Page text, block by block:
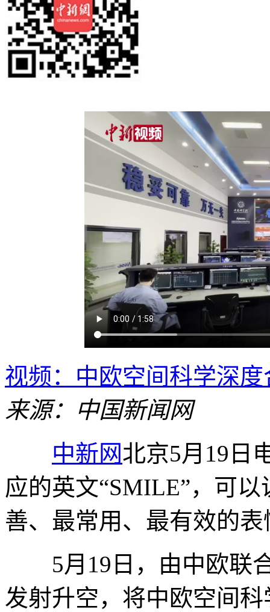
视频：中欧空间科学深
来源：中国新闻网
中新网北京5月19日
应的英文“SMILE”，可
善、最常用、最有效的表
5月19日，由中欧联合
发射升空，将中欧空间